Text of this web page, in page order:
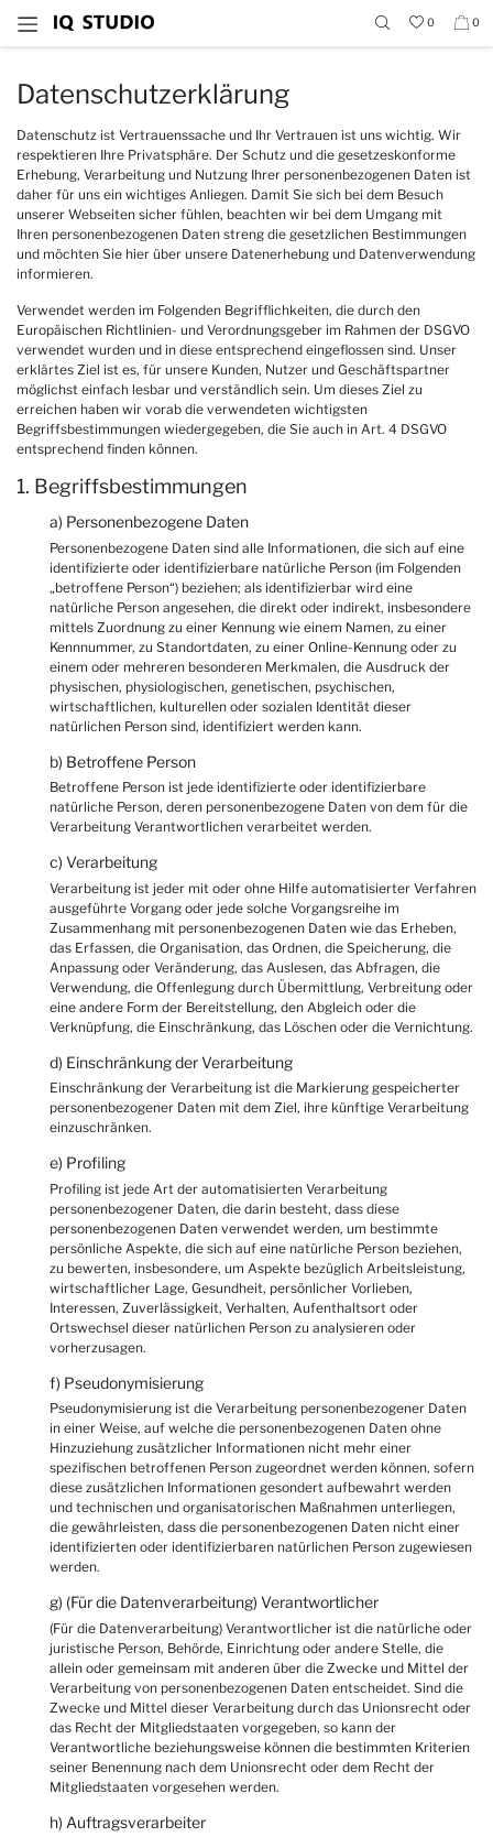
0 0
Datenschutzerklärung
Datenschutz ist Vertrauenssache und Ihr Vertrauen ist uns wichtig. Wir
respektieren Ihre Privatsphäre. Der Schutz und die gesetzeskonforme
Erhebung, Verarbeitung und Nutzung Ihrer personenbezogenen Daten ist
daher für uns ein wichtiges Anliegen. Damit Sie sich bei dem Besuch
unserer Webseiten sicher fühlen, beachten wir bei dem Umgang mit
Ihren personenbezogenen Daten streng die gesetzlichen Bestimmungen
und möchten Sie hier über unsere Datenerhebung und Datenverwendung
informieren.
Verwendet werden im Folgenden Begrifflichkeiten, die durch den
Europäischen Richtlinien- und Verordnungsgeber im Rahmen der DSGVO
verwendet wurden und in diese entsprechend eingeflossen sind. Unser
erklärtes Ziel ist es, für unsere Kunden, Nutzer und Geschäftspartner
möglichst einfach lesbar und verständlich sein. Um dieses Ziel zu
erreichen haben wir vorab die verwendeten wichtigsten
Begriffsbestimmungen wiedergegeben, die Sie auch in Art. 4 DSGVO
entsprechend finden können.
1. Begriffsbestimmungen
a) Personenbezogene Daten
Personenbezogene Daten sind alle Informationen, die sich auf eine
identifizierte oder identifizierbare natürliche Person (im Folgenden
„betroffene Person“) beziehen; als identifizierbar wird eine
natürliche Person angesehen, die direkt oder indirekt, insbesondere
mittels Zuordnung zu einer Kennung wie einem Namen, zu einer
Kennnummer, zu Standortdaten, zu einer Online-Kennung oder zu
einem oder mehreren besonderen Merkmalen, die Ausdruck der
physischen, physiologischen, genetischen, psychischen,
wirtschaftlichen, kulturellen oder sozialen Identität dieser
natürlichen Person sind, identifiziert werden kann.
b) Betroffene Person
Betroffene Person ist jede identifizierte oder identifizierbare
natürliche Person, deren personenbezogene Daten von dem für die
Verarbeitung Verantwortlichen verarbeitet werden.
c) Verarbeitung
Verarbeitung ist jeder mit oder ohne Hilfe automatisierter Verfahren
ausgeführte Vorgang oder jede solche Vorgangsreihe im
Zusammenhang mit personenbezogenen Daten wie das Erheben,
das Erfassen, die Organisation, das Ordnen, die Speicherung, die
Anpassung oder Veränderung, das Auslesen, das Abfragen, die
Verwendung, die Offenlegung durch Übermittlung, Verbreitung oder
eine andere Form der Bereitstellung, den Abgleich oder die
Verknüpfung, die Einschränkung, das Löschen oder die Vernichtung.
d) Einschränkung der Verarbeitung
Einschränkung der Verarbeitung ist die Markierung gespeicherter
personenbezogener Daten mit dem Ziel, ihre künftige Verarbeitung
einzuschränken.
e) Profiling
Profiling ist jede Art der automatisierten Verarbeitung
personenbezogener Daten, die darin besteht, dass diese
personenbezogenen Daten verwendet werden, um bestimmte
persönliche Aspekte, die sich auf eine natürliche Person beziehen,
zu bewerten, insbesondere, um Aspekte bezüglich Arbeitsleistung,
wirtschaftlicher Lage, Gesundheit, persönlicher Vorlieben,
Interessen, Zuverlässigkeit, Verhalten, Aufenthaltsort oder
Ortswechsel dieser natürlichen Person zu analysieren oder
vorherzusagen.
f) Pseudonymisierung
Pseudonymisierung ist die Verarbeitung personenbezogener Daten
in einer Weise, auf welche die personenbezogenen Daten ohne
Hinzuziehung zusätzlicher Informationen nicht mehr einer
spezifischen betroffenen Person zugeordnet werden können, sofern
diese zusätzlichen Informationen gesondert aufbewahrt werden
und technischen und organisatorischen Maßnahmen unterliegen,
die gewährleisten, dass die personenbezogenen Daten nicht einer
identifizierten oder identifizierbaren natürlichen Person zugewiesen
werden.
g) (Für die Datenverarbeitung) Verantwortlicher
(Für die Datenverarbeitung) Verantwortlicher ist die natürliche oder
juristische Person, Behörde, Einrichtung oder andere Stelle, die
allein oder gemeinsam mit anderen über die Zwecke und Mittel der
Verarbeitung von personenbezogenen Daten entscheidet. Sind die
Zwecke und Mittel dieser Verarbeitung durch das Unionsrecht oder
das Recht der Mitgliedstaaten vorgegeben, so kann der
Verantwortliche beziehungsweise können die bestimmten Kriterien
seiner Benennung nach dem Unionsrecht oder dem Recht der
Mitgliedstaaten vorgesehen werden.
h) Auftragsverarbeiter